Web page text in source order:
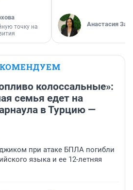
точку на
Анастасия
колоссальные»:
семья едет на
в Турцию —
при атаке БПЛА погибли
языка и ее 12-летняя